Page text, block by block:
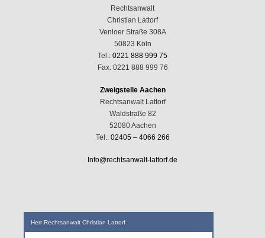
Rechtsanwalt
Christian Lattorf
Venloer Straße 308A
50823 Köln
Tel.: 0221 888 999 75
Fax: 0221 888 999 76
Zweigstelle Aachen
Rechtsanwalt Lattorf
Waldstraße 82
52080 Aachen
Tel.: 02405 – 4066 266
Info@rechtsanwalt-lattorf.de
Herr Rechtsanwalt Christian Lattorf